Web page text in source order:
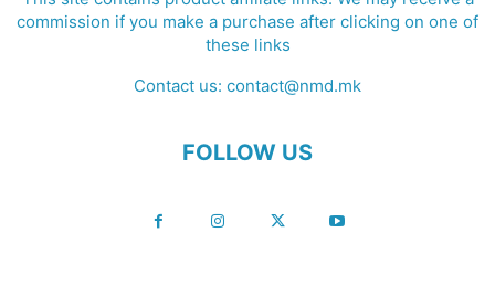
commission if you make a purchase after clicking on one of
these links
Contact us: contact@nmd.mk
FOLLOW US